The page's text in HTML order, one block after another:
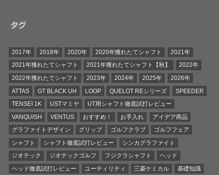
タグ
2017年 2018年 2020年 2020年獲れたてシャフト
2021年
2021年獲れたてシャフト
2021年獲れたてシャフト【秋】
2022年
2022年獲れたてシャフト
2023年 2024年 2025年
2026年
ATTAS
GT BLACK UH LOOP QUELOT REシリーズ
SPEEDER
TENSEI 1K
USTマミヤ
UT用シャフト徹底試打レビュー
VANQUISH
VENTUS おすすめ！ お手入れ
アイデア商品
グラファイトデザイン
グリップ ゴルフクラブ
ゴルフフェア
シャフト
シャフト徹底試打レビュー
シンカグラファイト
ジオテック
ジオテックゴルフ フジクラシャフト
ヘッド
ヘッド徹底試打レビュー
ユーティリティ 三菱ケミカル
基礎知識